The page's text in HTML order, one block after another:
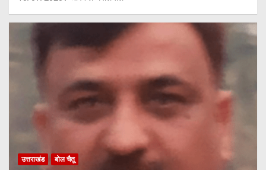
उत्तराखंड बोल चैतू